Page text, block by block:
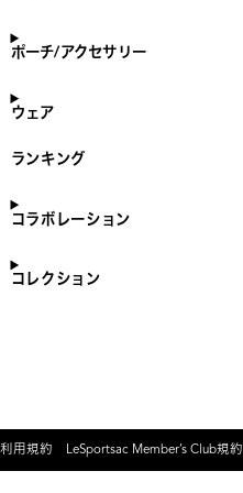
ポーチ/アクセサリー
ウェア
ランキング
コラボレーション
コレクション
利用規約 LeSportsac Member’s Club規約